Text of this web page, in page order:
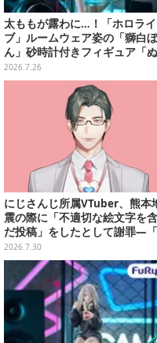
太ももが露わに…！「ホロライ
ブ」ルームウェア姿の「獅白
ん」砂時計付きフィギュア「
ストプラス」がプライズ展開
2026.7.26
にじさんじ所属VTuber、熊本
震の際に「不適切な絵文字を
だ投稿」をしたとして謝罪―
の認識と確認が至らず…」
2026.7.30